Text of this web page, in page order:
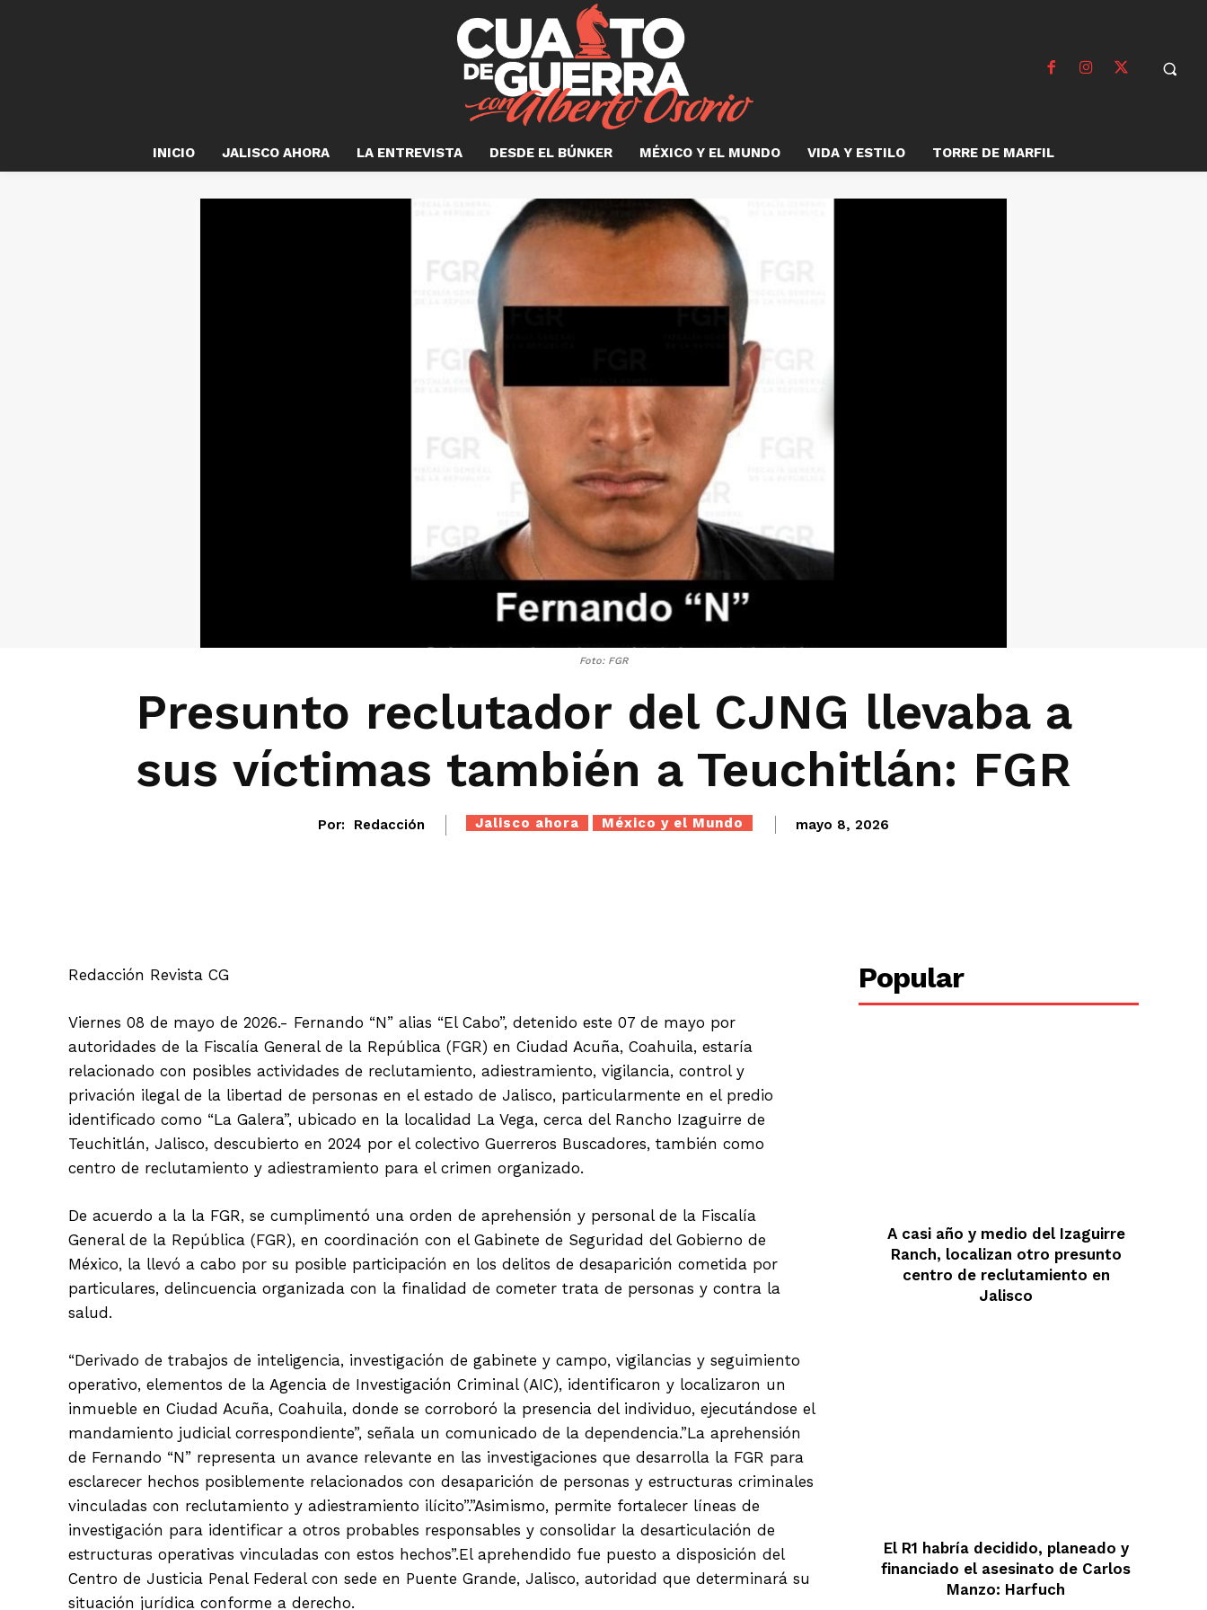
INICIO JALISCO AHORA LA ENTREVISTA DESDE EL BÚNKER MÉXICO Y EL MUNDO VIDA Y ESTILO TORRE DE MARFIL
Foto: FGR
Presunto reclutador del CJNG llevaba a
sus víctimas también a Teuchitlán: FGR
Por: Redacción Jalisco ahora México y el Mundo mayo 8, 2026
Redacción Revista CG
Viernes 08 de mayo de 2026.- Fernando “N” alias “El Cabo”, detenido este 07 de mayo por
autoridades de la Fiscalía General de la República (FGR) en Ciudad Acuña, Coahuila, estaría
relacionado con posibles actividades de reclutamiento, adiestramiento, vigilancia, control y
privación ilegal de la libertad de personas en el estado de Jalisco, particularmente en el predio
identificado como “La Galera”, ubicado en la localidad La Vega, cerca del Rancho Izaguirre de
Teuchitlán, Jalisco, descubierto en 2024 por el colectivo Guerreros Buscadores, también como
centro de reclutamiento y adiestramiento para el crimen organizado.
De acuerdo a la la FGR, se cumplimentó una orden de aprehensión y personal de la Fiscalía
General de la República (FGR), en coordinación con el Gabinete de Seguridad del Gobierno de
México, la llevó a cabo por su posible participación en los delitos de desaparición cometida por
particulares, delincuencia organizada con la finalidad de cometer trata de personas y contra la
salud.
“Derivado de trabajos de inteligencia, investigación de gabinete y campo, vigilancias y seguimiento
operativo, elementos de la Agencia de Investigación Criminal (AIC), identificaron y localizaron un
inmueble en Ciudad Acuña, Coahuila, donde se corroboró la presencia del individuo, ejecutándose el
mandamiento judicial correspondiente”, señala un comunicado de la dependencia.”La aprehensión
de Fernando “N” representa un avance relevante en las investigaciones que desarrolla la FGR para
esclarecer hechos posiblemente relacionados con desaparición de personas y estructuras criminales
vinculadas con reclutamiento y adiestramiento ilícito”.”Asimismo, permite fortalecer líneas de
investigación para identificar a otros probables responsables y consolidar la desarticulación de
estructuras operativas vinculadas con estos hechos”.El aprehendido fue puesto a disposición del
Centro de Justicia Penal Federal con sede en Puente Grande, Jalisco, autoridad que determinará su
situación jurídica conforme a derecho.
Popular
A casi año y medio del Izaguirre
Ranch, localizan otro presunto
centro de reclutamiento en
Jalisco
El R1 habría decidido, planeado y
financiado el asesinato de Carlos
Manzo: Harfuch